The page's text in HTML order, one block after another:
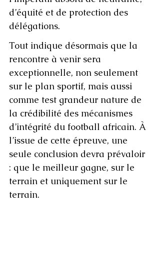
d’équité et de protection des
délégations.
Tout indique désormais que la
rencontre à venir sera
exceptionnelle, non seulement
sur le plan sportif, mais aussi
comme test grandeur nature de
la crédibilité des mécanismes
d’intégrité du football africain. À
l’issue de cette épreuve, une
seule conclusion devra prévaloir
: que le meilleur gagne, sur le
terrain et uniquement sur le
terrain.